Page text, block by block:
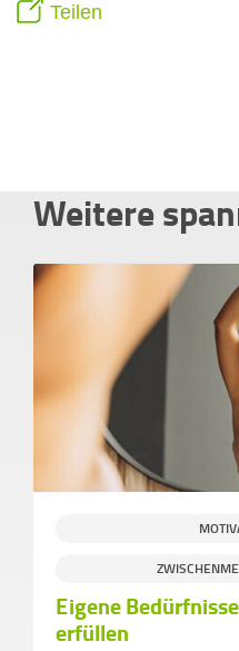
Teilen
Weitere
Eigene
erfüllen